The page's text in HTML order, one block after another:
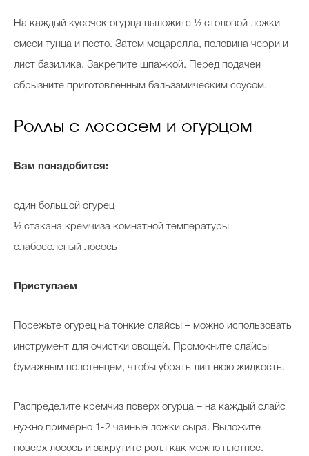
На каждый кусочек огурца выложите ½ столовой ложки
смеси тунца и песто. Затем моцарелла, половина черри и
лист базилика. Закрепите шпажкой. Перед подачей
сбрызните приготовленным бальзамическим соусом.
Роллы с лососем и огурцом
Вам понадобится:
один большой огурец
½ стакана кремчиза комнатной температуры
слабосоленый лосось
Приступаем
Порежьте огурец на тонкие слайсы – можно использовать
инструмент для очистки овощей. Промокните слайсы
бумажным полотенцем, чтобы убрать лишнюю жидкость.
Распределите кремчиз поверх огурца – на каждый слайс
нужно примерно 1-2 чайные ложки сыра. Выложите
поверх лосось и закрутите ролл как можно плотнее.